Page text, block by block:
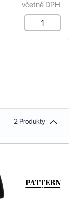
včetně DPH
2 Produkty